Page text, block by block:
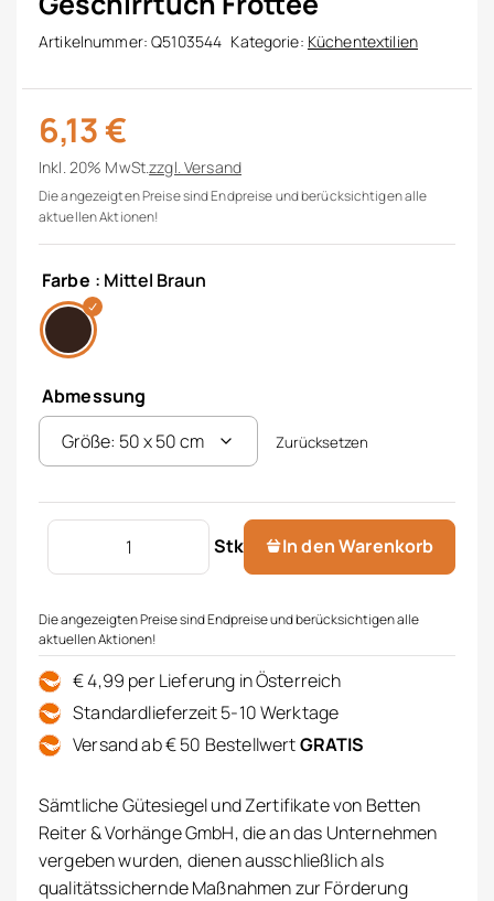
Artikelnummer:Q5103544 Kategorie: Küchentextilien
6,13€
Inkl. 20% MwSt.zzgl. Versand
Die angezeigten Preise sind Endpreise und berücksichtigen alle
aktuellen Aktionen!
Farbe : Mittel Braun
Abmessung
Zurücksetzen
Stk
Geschirrtuch Frottee Menge
In den Warenkorb
Die angezeigten Preise sind Endpreise und berücksichtigen alle
aktuellen Aktionen!
€ 4,99 per Lieferung in Österreich
Standardlieferzeit 5-10 Werktage
Versand ab € 50 BestellwertGRATIS
Sämtliche Gütesiegel und Zertifikate von Betten
Reiter & Vorhänge GmbH, die an das Unternehmen
vergeben wurden, dienen ausschließlich als
qualitätssichernde Maßnahmen zur Förderung